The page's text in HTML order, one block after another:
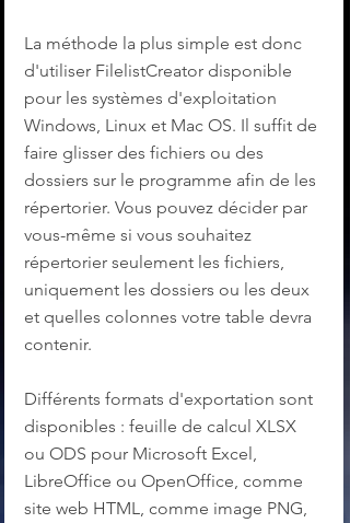
La méthode la plus simple est donc
d'utiliser FilelistCreator disponible
pour les systèmes d'exploitation
Windows, Linux et Mac OS. Il suffit de
faire glisser des fichiers ou des
dossiers sur le programme afin de les
répertorier. Vous pouvez décider par
vous-même si vous souhaitez
répertorier seulement les fichiers,
uniquement les dossiers ou les deux
et quelles colonnes votre table devra
contenir.
Différents formats d'exportation sont
disponibles : feuille de calcul XLSX
ou ODS pour Microsoft Excel,
LibreOffice ou OpenOffice, comme
site web HTML, comme image PNG,